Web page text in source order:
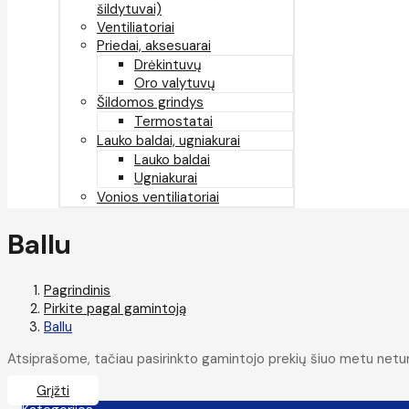
šildytuvai)
Ventiliatoriai
Priedai, aksesuarai
Drėkintuvų
Oro valytuvų
Šildomos grindys
Termostatai
Lauko baldai, ugniakurai
Lauko baldai
Ugniakurai
Vonios ventiliatoriai
Ballu
Pagrindinis
Pirkite pagal gamintoją
Ballu
Atsiprašome, tačiau pasirinkto gamintojo prekių šiuo metu
Grįžti